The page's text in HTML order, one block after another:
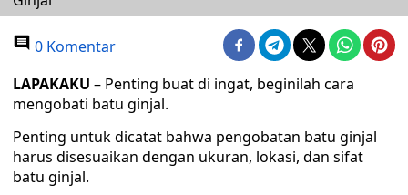
0 Komentar
LAPAKAKU – Penting buat di ingat, beginilah cara
mengobati batu ginjal.
Penting untuk dicatat bahwa pengobatan batu ginjal
harus disesuaikan dengan ukuran, lokasi, dan sifat
batu ginjal.